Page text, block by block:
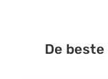
De